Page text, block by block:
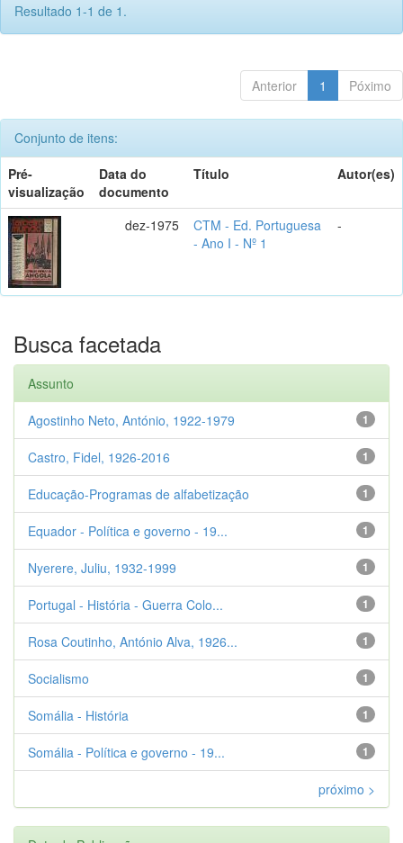
Resultado 1-1 de 1.
Anterior 1 Póximo
Conjunto de itens:
Pré-
visualização
Data do
documento
Título Autor(es)
dez-1975
CTM - Ed. Portuguesa
- Ano I - Nº 1
-
Busca facetada
Assunto
1
Agostinho Neto, António, 1922-1979
1
Castro, Fidel, 1926-2016
1
Educação-Programas de alfabetização
1
Equador - Política e governo - 19...
1
Nyerere, Juliu, 1932-1999
1
Portugal - História - Guerra Colo...
1
Rosa Coutinho, António Alva, 1926...
1
Socialismo
1
Somália - História
1
Somália - Política e governo - 19...
próximo >